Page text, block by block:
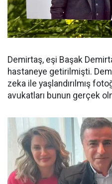
Demirtaş, eşi Başak
hastaneye getirilmişti.
zeka ile yaşlandırılmış
avukatları bunun gerçek